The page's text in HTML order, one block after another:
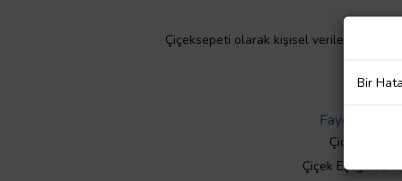
Çiçeksepeti olarak kişisel verilerinizin
Faydalı Bilgiler
Çiçek Bakımı
Çiçek Eşliğinde
Bir